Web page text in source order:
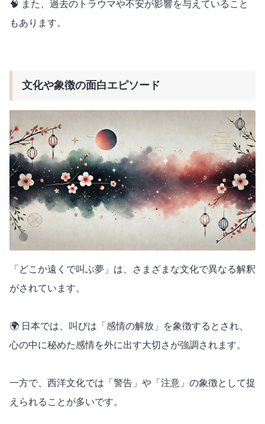
🧠 また、過去のトラウマや不安が影響を与えていること
もあります。
文化や象徴の面白エピソード
「どこか遠くで叫ぶ夢」は、さまざまな文化で異なる解釈
がされています。
🌍 日本では、叫びは「感情の解放」を象徴するとされ、
心の中に秘めた感情を外に出す大切さが強調されます。
一方で、西洋文化では「警告」や「注意」の象徴として捉
えられることが多いです。